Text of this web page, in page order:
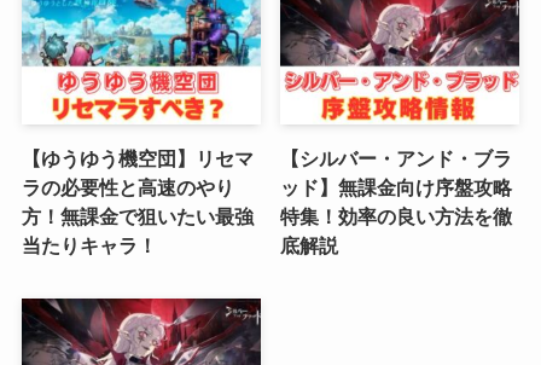
(1)
(4)
(6)
(3)
(2)
(5)
【ゆうゆう機空団】リセマ
ラの必要性と高速のやり
方！無課金で狙いたい最強
当たりキャラ！
【シルバー・アンド・ブラ
ッド】無課金向け序盤攻略
特集！効率の良い方法を徹
底解説